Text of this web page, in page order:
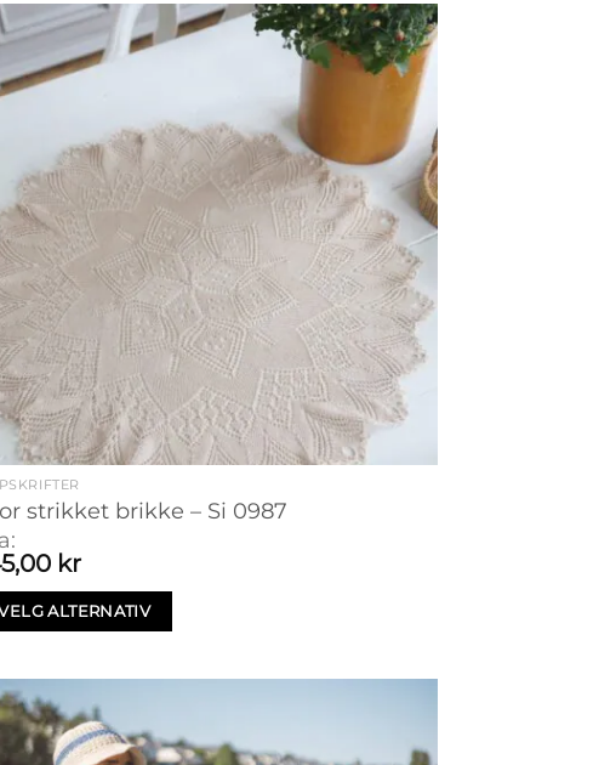
strikket brikke – Si 0987
kr
ALTERNATIV